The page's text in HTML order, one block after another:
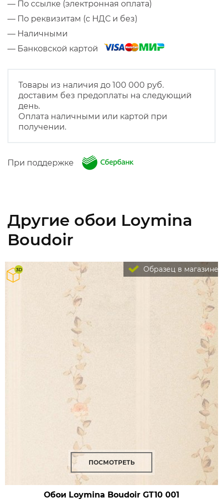
— По ссылке (электронная оплата)
— По реквизитам (с НДС и без)
— Наличными
— Банковской картой
Товары из наличия до 100 000 руб.
доставим без предоплаты на следующий
день.
Оплата наличными или картой при
получении.
При поддержке
Другие обои Loymina
Boudoir
Образец в магазине
ПОСМОТРЕТЬ
Обои Loymina Boudoir GT10 001